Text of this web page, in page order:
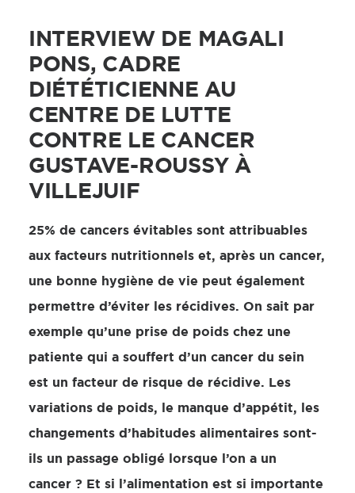
INTERVIEW DE MAGALI
PONS, CADRE
DIÉTÉTICIENNE AU
CENTRE DE LUTTE
CONTRE LE CANCER
GUSTAVE-ROUSSY À
VILLEJUIF
25% de cancers évitables sont attribuables
aux facteurs nutritionnels et, après un cancer,
une bonne hygiène de vie peut également
permettre d’éviter les récidives. On sait par
exemple qu’une prise de poids chez une
patiente qui a souffert d’un cancer du sein
est un facteur de risque de récidive. Les
variations de poids, le manque d’appétit, les
changements d’habitudes alimentaires sont-
ils un passage obligé lorsque l’on a un
cancer ? Et si l’alimentation est si importante